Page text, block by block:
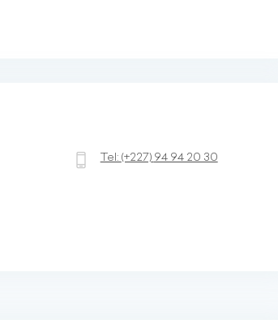
Tel: (+227) 94 94 20 30